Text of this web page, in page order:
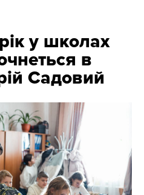
у школах
в
Садовий